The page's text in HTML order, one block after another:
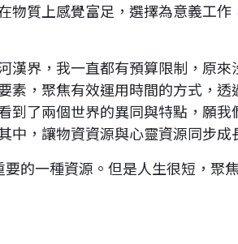
物質上感覺富足，選擇為意義工作
漢界，我一直都有預算限制，原來
素，聚焦有效運用時間的方式，
到了兩個世界的異同與特點，願我
中，讓物資資源與心靈資源同步
的一種資源。但是人生很短，聚